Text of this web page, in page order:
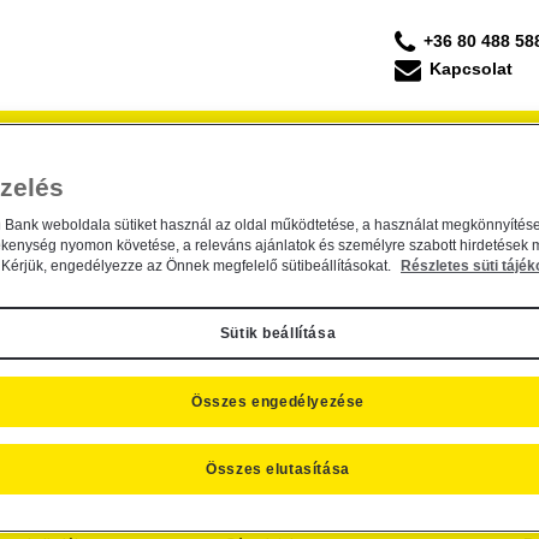
+36 80 488
Kapcsolat
III. Tőke- és Hozamvédett
és Hozamvédett Származtatott Alap
július 19.
Származtatott Alap törlése
CÉGINFORMÁCIÓK, KAPCSOLAT
Bank weboldala sütiket használ az oldal működtetése, a használat
nyomon követése, a releváns ajánlatok és személyre szabott hirdetések
engedélyezze az Önnek megfelelő sütibeállításokat.
Részletes süti
Sütik beállítása
Összes elutasítása
Összes engedélyezése